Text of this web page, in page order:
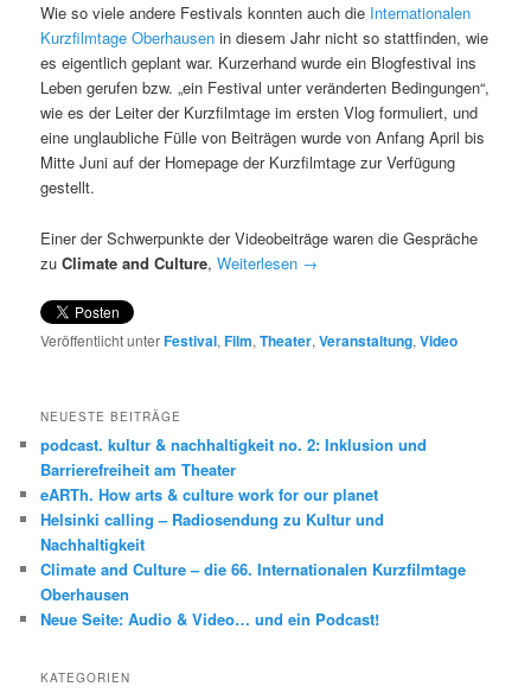
Wie so viele andere Festivals konnten auch die Internationalen
Kurzfilmtage Oberhausen in diesem Jahr nicht so stattfinden, wie
es eigentlich geplant war. Kurzerhand wurde ein Blogfestival ins
Leben gerufen bzw. „ein Festival unter veränderten Bedingungen“,
wie es der Leiter der Kurzfilmtage im ersten Vlog formuliert, und
eine unglaubliche Fülle von Beiträgen wurde von Anfang April bis
Mitte Juni auf der Homepage der Kurzfilmtage zur Verfügung
gestellt.
Einer der Schwerpunkte der Videobeiträge waren die Gespräche
zuClimate and Culture,Weiterlesen →
Veröffentlicht unterFestival,Film,Theater,Veranstaltung,Video
NEUESTE BEITRÄGE
podcast. kultur & nachhaltigkeit no. 2: Inklusion und
Barrierefreiheit am Theater
eARTh. How arts & culture work for our planet
Helsinki calling – Radiosendung zu Kultur und
Nachhaltigkeit
Climate and Culture – die 66. Internationalen Kurzfilmtage
Oberhausen
Neue Seite: Audio & Video… und ein Podcast!
KATEGORIEN